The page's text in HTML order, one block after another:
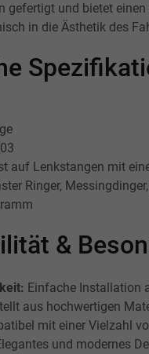
gefertigt und bietet
in die Ästhetik des
auf Lenkstangen mit
Ringer,
&
Einfache Installation
aus hochwertigen
mit einer Vielzahl
und modernes